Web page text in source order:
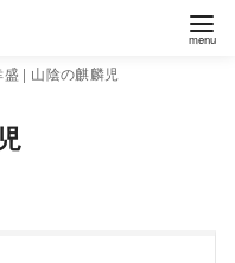
盛 | 山陰の麒麟児